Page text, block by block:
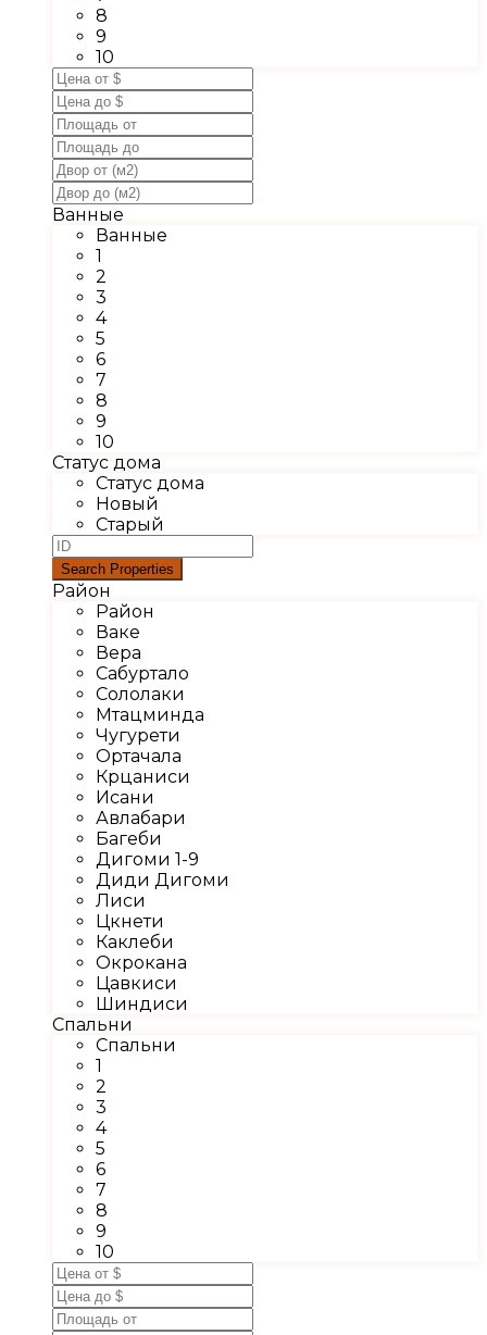
8
9
10
Ванные
Ванные
1
2
3
4
5
6
7
8
9
10
Статус дома
Статус дома
Новый
Старый
Район
Район
Ваке
Вера
Сабуртало
Сололаки
Мтацминда
Чугурети
Ортачала
Крцаниси
Исани
Авлабари
Багеби
Дигоми 1-9
Диди Дигоми
Лиси
Цкнети
Каклеби
Окрокана
Цавкиси
Шиндиси
Спальни
Спальни
1
2
3
4
5
6
7
8
9
10